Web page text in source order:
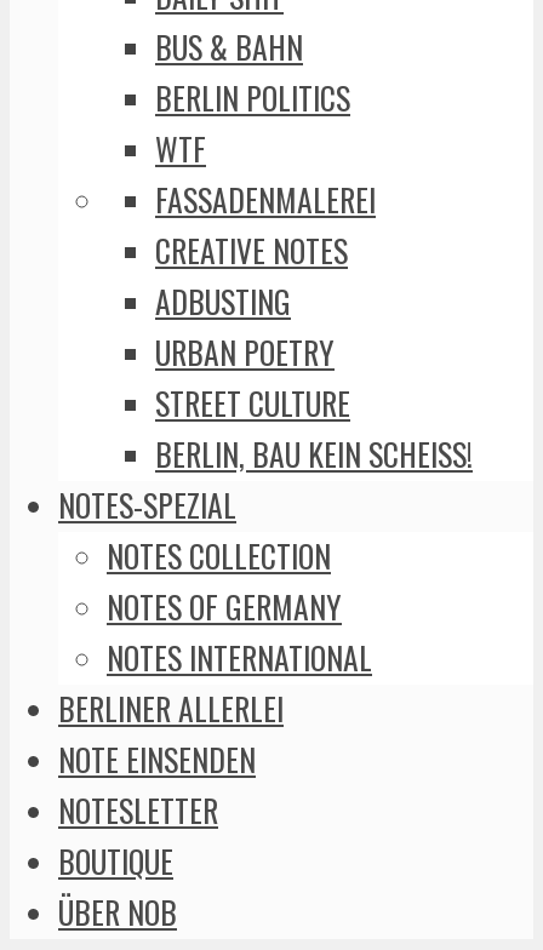
BUS & BAHN
BERLIN POLITICS
WTF
FASSADENMALEREI
CREATIVE NOTES
ADBUSTING
URBAN POETRY
STREET CULTURE
BERLIN, BAU KEIN SCHEISS!
NOTES-SPEZIAL
NOTES COLLECTION
NOTES OF GERMANY
NOTES INTERNATIONAL
BERLINER ALLERLEI
NOTE EINSENDEN
NOTESLETTER
BOUTIQUE
ÜBER NOB